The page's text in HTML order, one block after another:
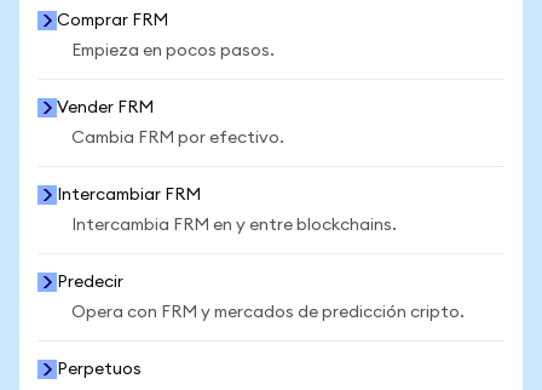
Comprar FRM
Empieza en pocos pasos.
Vender FRM
Cambia FRM por efectivo.
Intercambiar FRM
Intercambia FRM en y entre blockchains.
Predecir
Opera con FRM y mercados de predicción cripto.
Perpetuos